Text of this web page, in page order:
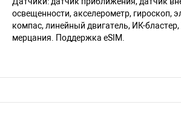
освещенности, акселерометр, гироскоп,
компас, линейный двигатель, ИК-
мерцания. Поддержка eSIM.